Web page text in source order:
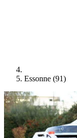
Essonne (91)